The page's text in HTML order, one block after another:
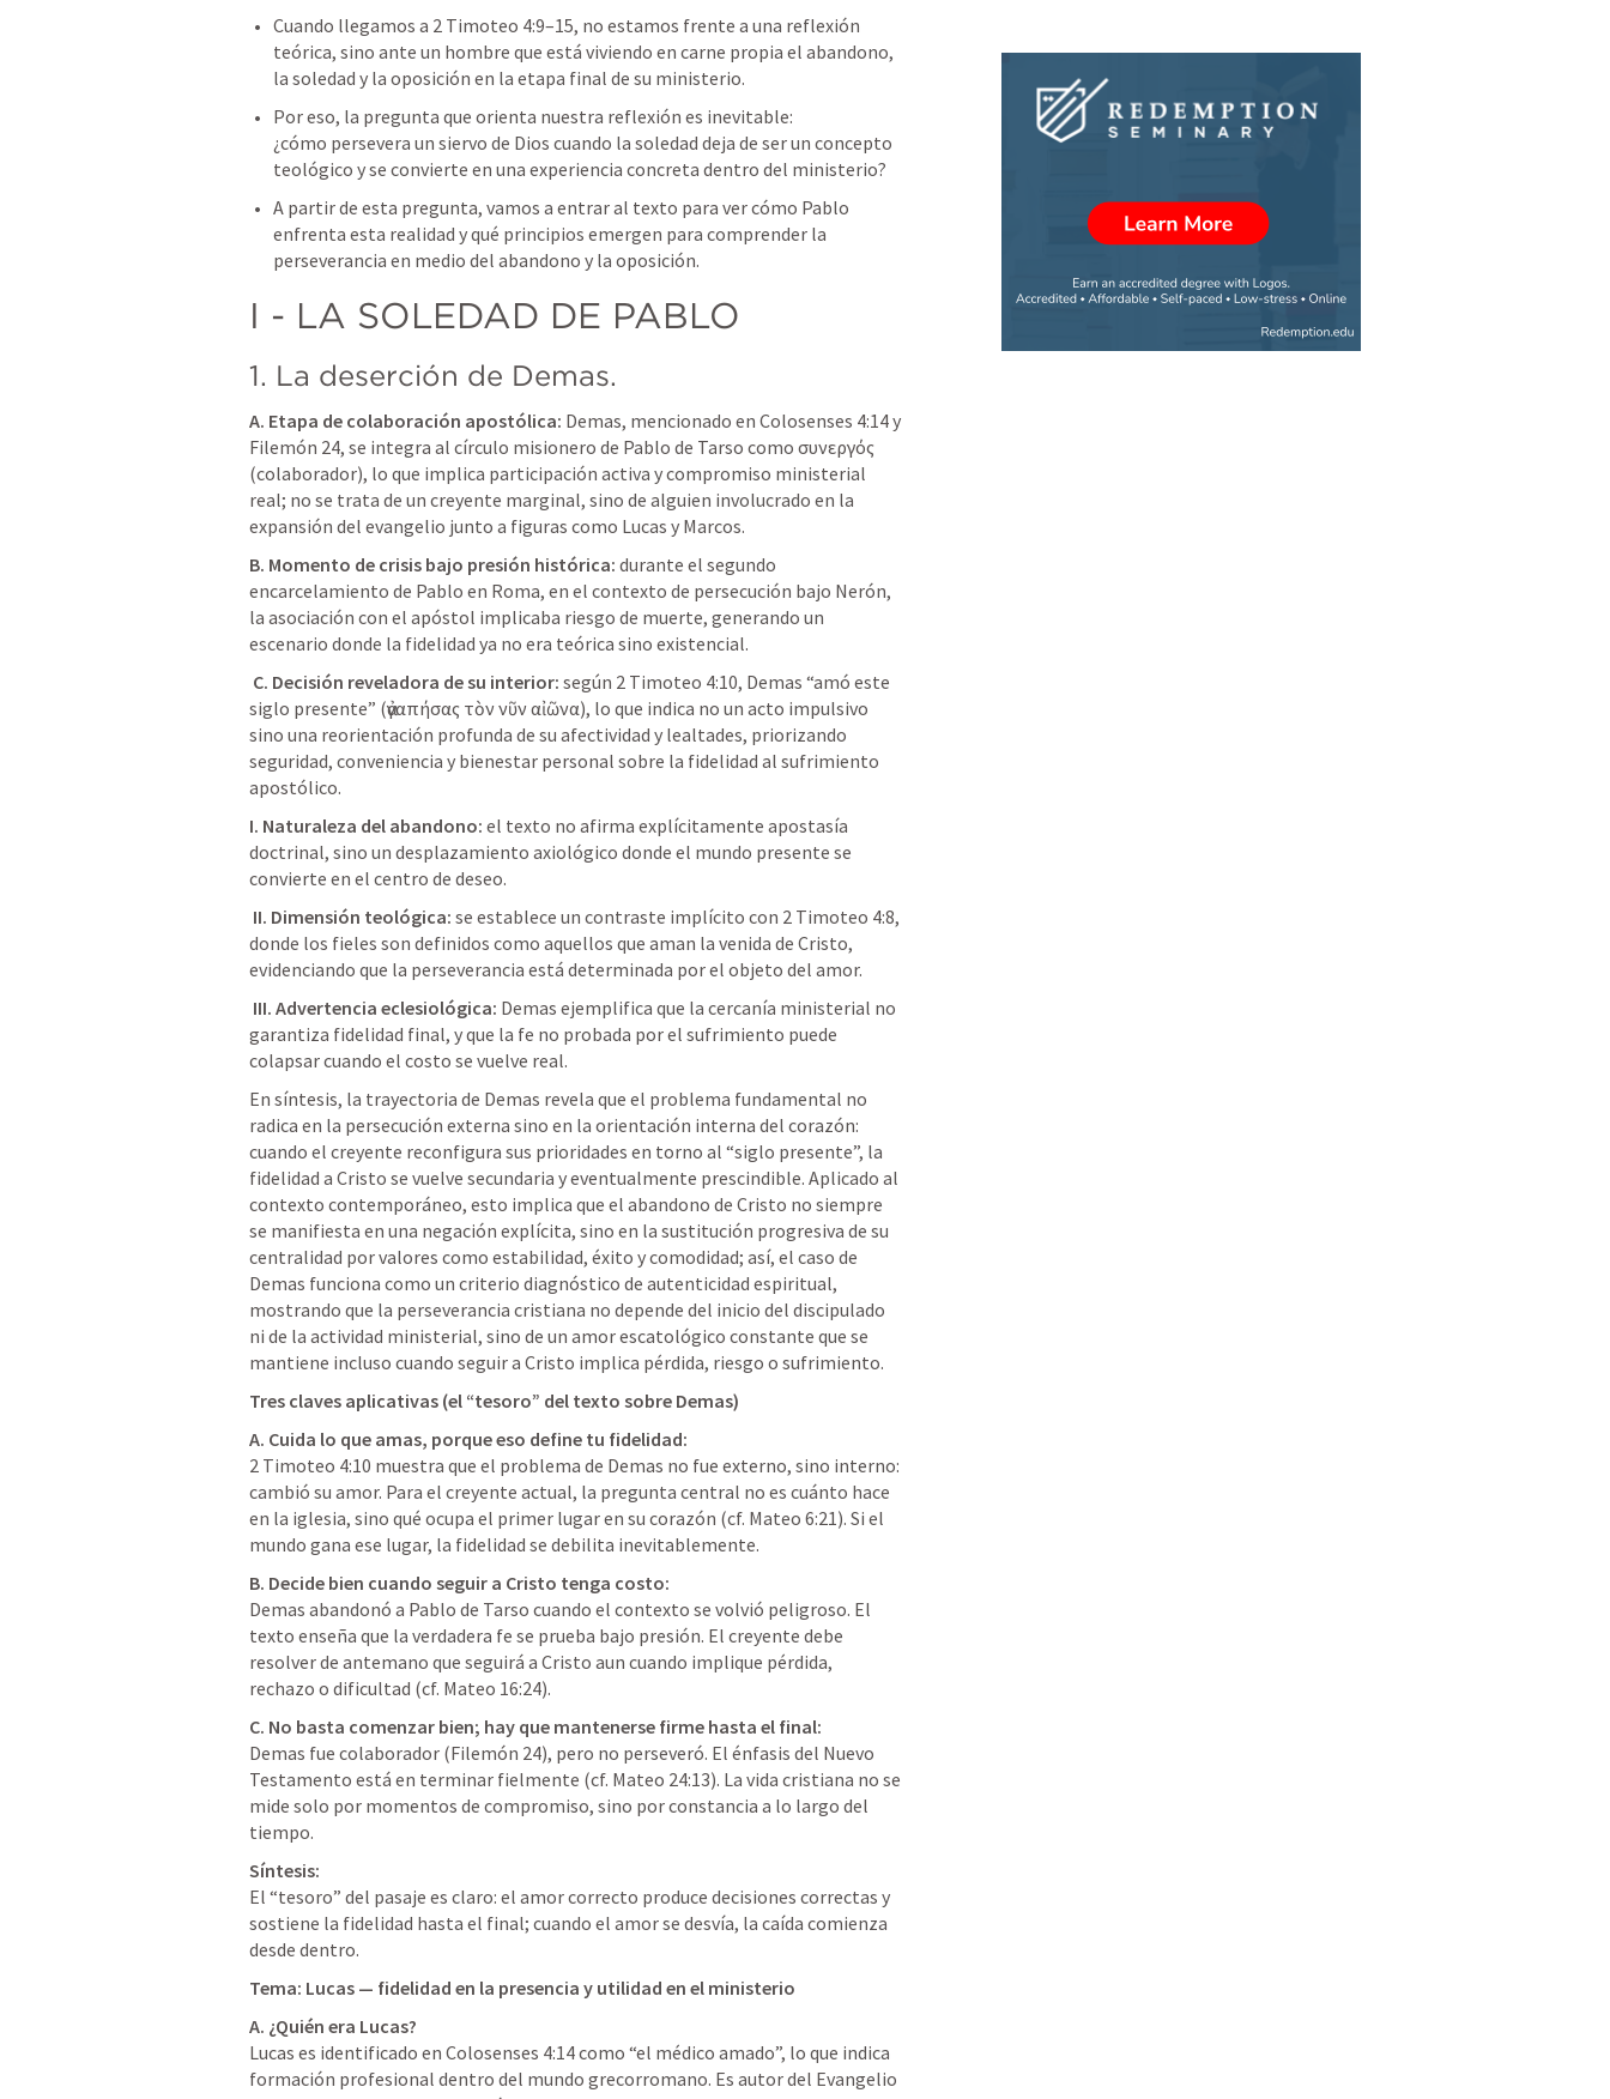
Cuando llegamos a 2 Timoteo 4:9–15, no estamos frente a una reflexión
teórica, sino ante un hombre que está viviendo en carne propia el abandono,
la soledad y la oposición en la etapa final de su ministerio.
Por eso, la pregunta que orienta nuestra reflexión es inevitable:
¿cómo persevera un siervo de Dios cuando la soledad deja de ser un concepto
teológico y se convierte en una experiencia concreta dentro del ministerio?
A partir de esta pregunta, vamos a entrar al texto para ver cómo Pablo
enfrenta esta realidad y qué principios emergen para comprender la
perseverancia en medio del abandono y la oposición.
I - LA SOLEDAD DE PABLO
1. La deserción de Demas.
A. Etapa de colaboración apostólica: Demas, mencionado en Colosenses 4:14 y
Filemón 24, se integra al círculo misionero de Pablo de Tarso como συνεργός
(colaborador), lo que implica participación activa y compromiso ministerial
real; no se trata de un creyente marginal, sino de alguien involucrado en la
expansión del evangelio junto a figuras como Lucas y Marcos.
B. Momento de crisis bajo presión histórica: durante el segundo
encarcelamiento de Pablo en Roma, en el contexto de persecución bajo Nerón,
la asociación con el apóstol implicaba riesgo de muerte, generando un
escenario donde la fidelidad ya no era teórica sino existencial.
C. Decisión reveladora de su interior: según 2 Timoteo 4:10, Demas “amó este
siglo presente” (ἀγαπήσας τὸν νῦν αἰῶνα), lo que indica no un acto impulsivo
sino una reorientación profunda de su afectividad y lealtades, priorizando
seguridad, conveniencia y bienestar personal sobre la fidelidad al sufrimiento
apostólico.
I. Naturaleza del abandono: el texto no afirma explícitamente apostasía
doctrinal, sino un desplazamiento axiológico donde el mundo presente se
convierte en el centro de deseo.
II. Dimensión teológica: se establece un contraste implícito con 2 Timoteo 4:8,
donde los fieles son definidos como aquellos que aman la venida de Cristo,
evidenciando que la perseverancia está determinada por el objeto del amor.
III. Advertencia eclesiológica: Demas ejemplifica que la cercanía ministerial no
garantiza fidelidad final, y que la fe no probada por el sufrimiento puede
colapsar cuando el costo se vuelve real.
En síntesis, la trayectoria de Demas revela que el problema fundamental no
radica en la persecución externa sino en la orientación interna del corazón:
cuando el creyente reconfigura sus prioridades en torno al “siglo presente”, la
fidelidad a Cristo se vuelve secundaria y eventualmente prescindible. Aplicado al
contexto contemporáneo, esto implica que el abandono de Cristo no siempre
se manifiesta en una negación explícita, sino en la sustitución progresiva de su
centralidad por valores como estabilidad, éxito y comodidad; así, el caso de
Demas funciona como un criterio diagnóstico de autenticidad espiritual,
mostrando que la perseverancia cristiana no depende del inicio del discipulado
ni de la actividad ministerial, sino de un amor escatológico constante que se
mantiene incluso cuando seguir a Cristo implica pérdida, riesgo o sufrimiento.
Tres claves aplicativas (el “tesoro” del texto sobre Demas)
A. Cuida lo que amas, porque eso define tu fidelidad:
2 Timoteo 4:10 muestra que el problema de Demas no fue externo, sino interno:
cambió su amor. Para el creyente actual, la pregunta central no es cuánto hace
en la iglesia, sino qué ocupa el primer lugar en su corazón (cf. Mateo 6:21). Si el
mundo gana ese lugar, la fidelidad se debilita inevitablemente.
B. Decide bien cuando seguir a Cristo tenga costo:
Demas abandonó a Pablo de Tarso cuando el contexto se volvió peligroso. El
texto enseña que la verdadera fe se prueba bajo presión. El creyente debe
resolver de antemano que seguirá a Cristo aun cuando implique pérdida,
rechazo o dificultad (cf. Mateo 16:24).
C. No basta comenzar bien; hay que mantenerse firme hasta el final:
Demas fue colaborador (Filemón 24), pero no perseveró. El énfasis del Nuevo
Testamento está en terminar fielmente (cf. Mateo 24:13). La vida cristiana no se
mide solo por momentos de compromiso, sino por constancia a lo largo del
tiempo.
Síntesis:
El “tesoro” del pasaje es claro: el amor correcto produce decisiones correctas y
sostiene la fidelidad hasta el final; cuando el amor se desvía, la caída comienza
desde dentro.
Tema: Lucas — fidelidad en la presencia y utilidad en el ministerio
A. ¿Quién era Lucas?
Lucas es identificado en Colosenses 4:14 como “el médico amado”, lo que indica
formación profesional dentro del mundo grecorromano. Es autor del Evangelio